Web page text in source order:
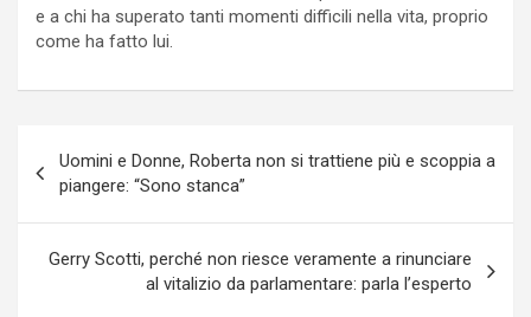
e a chi ha superato tanti momenti difficili nella vita, proprio
come ha fatto lui.
articoli
Uomini e Donne, Roberta non si trattiene più e scoppia a
piangere: “Sono stanca”
Gerry Scotti, perché non riesce veramente a rinunciare
al vitalizio da parlamentare: parla l’esperto